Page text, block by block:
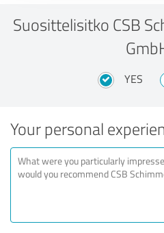
Suosittelisitko CSB
YES
Your personal